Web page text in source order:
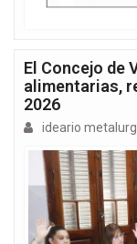
El Concejo de
alimentarias,
2026
ideario